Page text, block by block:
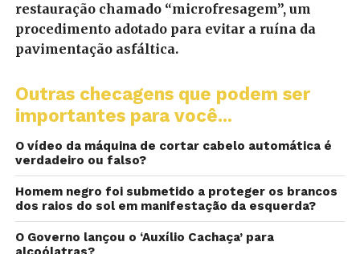
restauração chamado “microfresagem”, um
procedimento adotado para evitar a ruína da
pavimentação asfáltica.
Outras checagens que podem ser
importantes para você...
O vídeo da máquina de cortar cabelo automática é
verdadeiro ou falso?
Homem negro foi submetido a proteger os brancos
dos raios do sol em manifestação da esquerda?
O Governo lançou o ‘Auxílio Cachaça’ para